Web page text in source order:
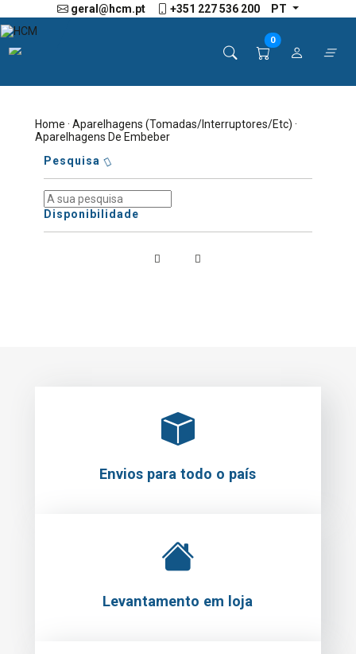
geral@hcm.pt +351 227 536 200 PT
0
Home ·Aparelhagens (Tomadas/interruptores/etc) ·
Aparelhagens De Embeber
Pesquisa
Disponibilidade
Envios para todo o país
Levantamento em loja